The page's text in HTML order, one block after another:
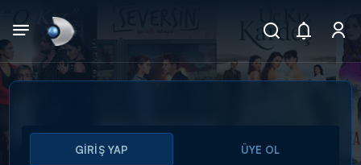
Arama
GİRİŞ YAP ÜYE OL